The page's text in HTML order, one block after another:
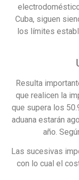
Cuba, siguen
los límites
Resulta
que realicen la
que supera los
aduana estarán
año.
Las sucesivas
con lo cual el